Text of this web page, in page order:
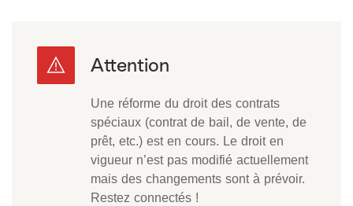
Une réforme du droit des contrats
spéciaux (contrat de bail, de vente, de
prêt, etc.) est en cours. Le droit en
vigueur n’est pas modifié actuellement
mais des changements sont à prévoir.
Restez connectés !